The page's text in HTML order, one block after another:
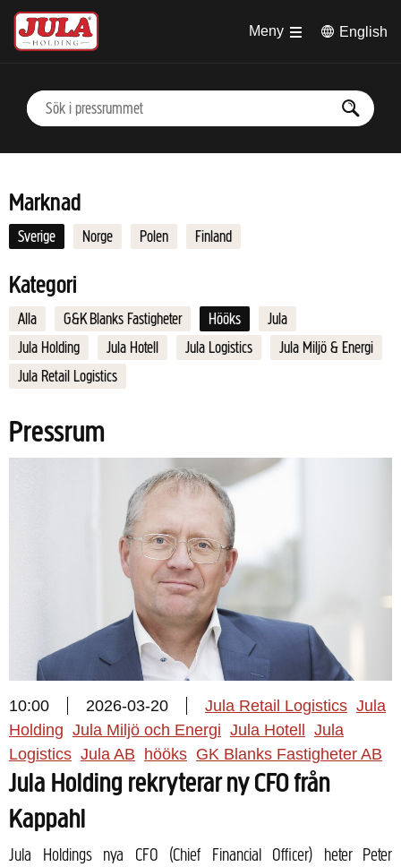
Hoppa till huvudinnehåll
Meny
English
Marknad
Sverige Norge Polen Finland
Kategori
Alla G&K Blanks Fastigheter Hööks
Jula
Jula Holding
Jula Hotell Jula Logistics
Jula Miljö & Energi
Jula Retail Logistics
Pressrum
10:00 2026-03-20 Jula Retail Logistics Jula
Holding Jula Miljö och Energi Jula Hotell Jula
Logistics Jula AB hööks GK Blanks Fastigheter AB
Jula Holding rekryterar ny CFO från
Kappahl
Jula Holdings nya CFO (Chief Financial Officer) heter Peter